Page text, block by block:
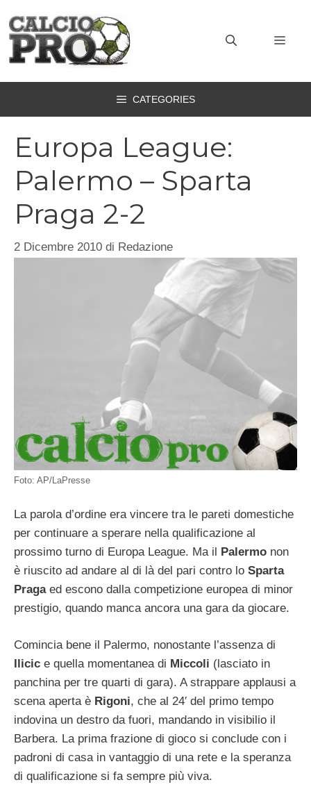
contenuto
CATEGORIES
Europa League:
Palermo – Sparta
Praga 2-2
2 Dicembre 2010 di Redazione
Foto: AP/LaPresse
La parola d’ordine era vincere tra le pareti domestiche
per continuare a sperare nella qualificazione al
prossimo turno di Europa League. Ma il Palermo non
è riuscito ad andare al di là del pari contro lo Sparta
Pragaed escono dalla competizione europea di minor
prestigio, quando manca ancora una gara da giocare.
Comincia bene il Palermo, nonostante l’assenza di
Ilicic e quella momentanea di Miccoli (lasciato in
panchina per tre quarti di gara). A strappare applausi a
scena aperta è Rigoni, che al 24′ del primo tempo
indovina un destro da fuori, mandando in visibilio il
Barbera. La prima frazione di gioco si conclude con i
padroni di casa in vantaggio di una rete e la speranza
di qualificazione si fa sempre più viva.